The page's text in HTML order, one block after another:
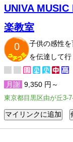
UNIVA
楽教室
0
子供の感性
を伝達して行
月謝 9,350 円～
東京都目黒区由が丘3-